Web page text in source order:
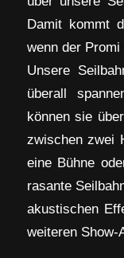
Damit kommt
wenn der
Unsere
überall
können sie
zwischen zwei
eine Bühne
rasante
akustischen
weiteren Show-